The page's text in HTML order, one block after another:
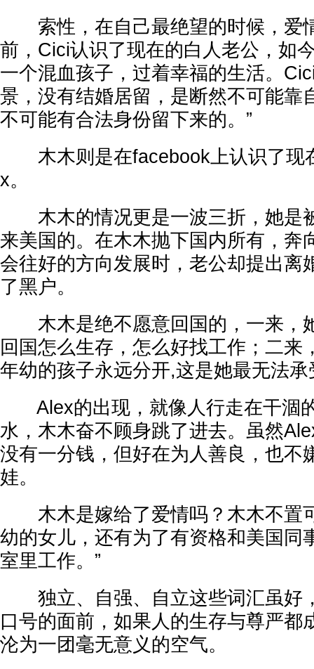
索性，在自己最绝望的时候，爱
前，Cici认识了现在的白人老公，如
一个混血孩子，过着幸福的生活。
景，没有结婚居留，是断然不可能靠
不可能有合法身份留下来的。”
木木则是在facebook上认识了现
x。
木木的情况更是一波三折，她是
来美国的。在木木抛下国内所有，奔
会往好的方向发展时，老公却提出离
了黑户。
木木是绝不愿意回国的，一来，
回国怎么生存，怎么好找工作；二来
年幼的孩子永远分开,这是她最无法承
Alex的出现，就像人行走在干涸
水，木木奋不顾身跳了进去。虽然
没有一分钱，但好在为人善良，也不
娃。
木木是嫁给了爱情吗？木木不置
幼的女儿，还有为了有资格和美国同
室里工作。”
独立、自强、自立这些词汇虽好
口号的面前，如果人的生存与尊严都
沦为一团毫无意义的空气。